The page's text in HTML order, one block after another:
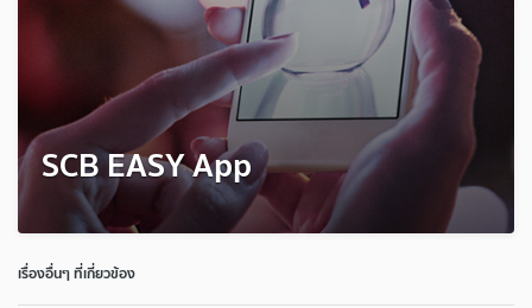
SCB EASY App
เรื่องอื่นๆ ที่เกี่ยวข้อง